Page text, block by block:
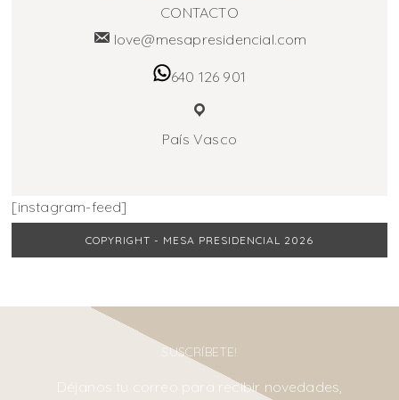
CONTACTO
love@mesapresidencial.com
640 126 901
País Vasco
[instagram-feed]
COPYRIGHT - MESA PRESIDENCIAL 2026
SUSCRÍBETE!
Déjanos tu correo para recibir novedades,